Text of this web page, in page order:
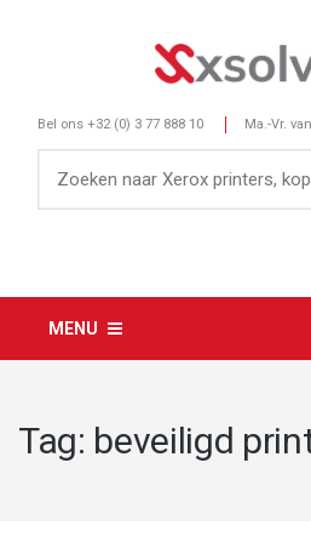
Bel ons +32 (0) 3 77 888 10 Ma.-Vr.
MENU
Tag: beveiligd